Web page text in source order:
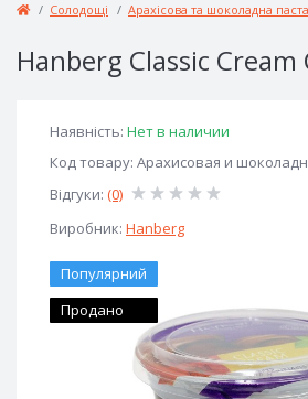
Солодощі Арахісова та шоколадна паста
Hanberg Classic
Наявність: Нет в наличии
Код товару: Арахисовая и
Відгуки: (0)
Виробник: Hanberg
Популярний
Продано